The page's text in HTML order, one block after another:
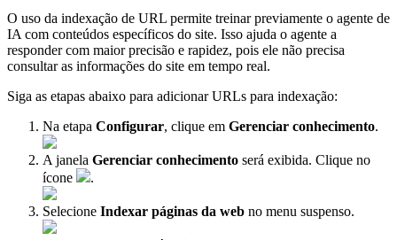
O uso da indexação de URL permite treinar previamente o agente de
IA com conteúdos específicos do site. Isso ajuda o agente a
responder com maior precisão e rapidez, pois ele não precisa
consultar as informações do site em tempo real.
Siga as etapas abaixo para adicionar URLs para indexação:
Na etapa Configurar, clique em Gerenciar conhecimento.
A janela Gerenciar conhecimento será exibida. Clique no
ícone
.
Selecione Indexar páginas da web no menu suspenso.